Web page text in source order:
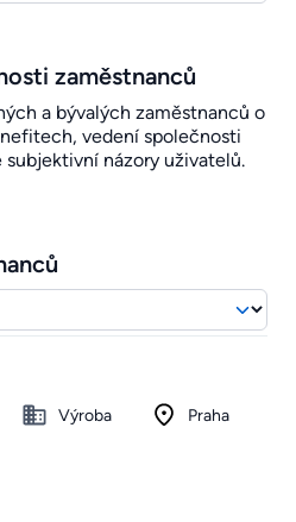
zaměstnanců
a bývalých zaměstnanců o
vedení společnosti
názory uživatelů.
Výroba Praha